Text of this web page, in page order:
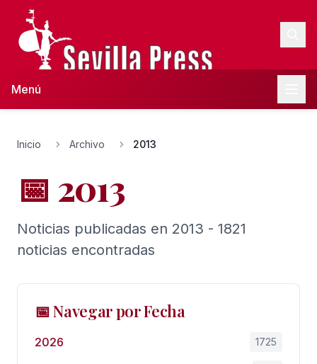
Menú
Inicio Archivo 2013
📅 2013
Noticias publicadas en 2013 - 1821
noticias encontradas
📅 Navegar por Fecha
2026 1725